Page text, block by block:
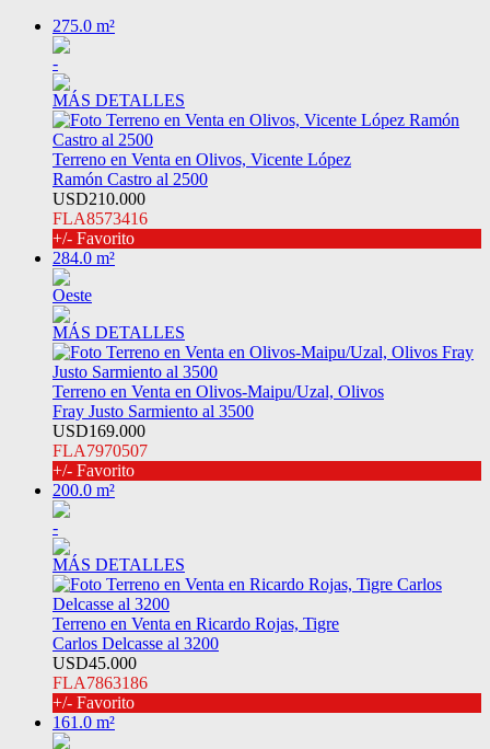
275.0 m²
-
MÁS DETALLES
Terreno en Venta en Olivos, Vicente López
Ramón Castro al 2500
USD210.000
FLA8573416
+/- Favorito
284.0 m²
Oeste
MÁS DETALLES
Terreno en Venta en Olivos-Maipu/Uzal, Olivos
Fray Justo Sarmiento al 3500
USD169.000
FLA7970507
+/- Favorito
200.0 m²
-
MÁS DETALLES
Terreno en Venta en Ricardo Rojas, Tigre
Carlos Delcasse al 3200
USD45.000
FLA7863186
+/- Favorito
161.0 m²